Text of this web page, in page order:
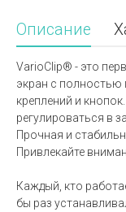
Описание
VarioClip® - это
экран с полностью
креплений и
регулироваться в
Прочная и
Привлекайте
Каждый, кто
бы раз